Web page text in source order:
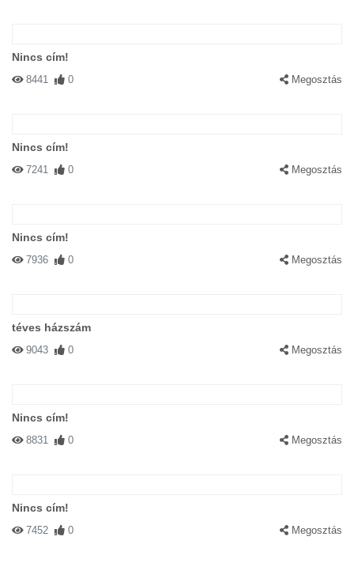
Nincs cím!
8441 0 Megosztás
Nincs cím!
7241 0 Megosztás
Nincs cím!
7936 0 Megosztás
téves házszám
9043 0 Megosztás
Nincs cím!
8831 0 Megosztás
Nincs cím!
7452 0 Megosztás